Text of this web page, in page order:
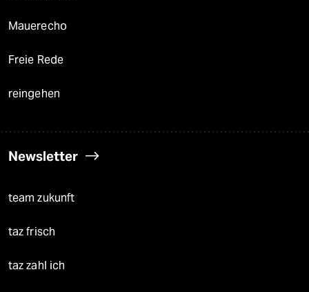
Mauerecho
Freie Rede
reingehen
Newsletter
team zukunft
taz frisch
taz zahl ich